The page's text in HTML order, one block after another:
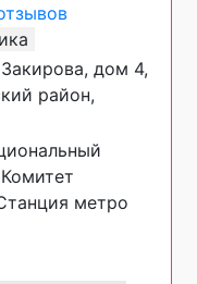
дом 4,
район,
метро